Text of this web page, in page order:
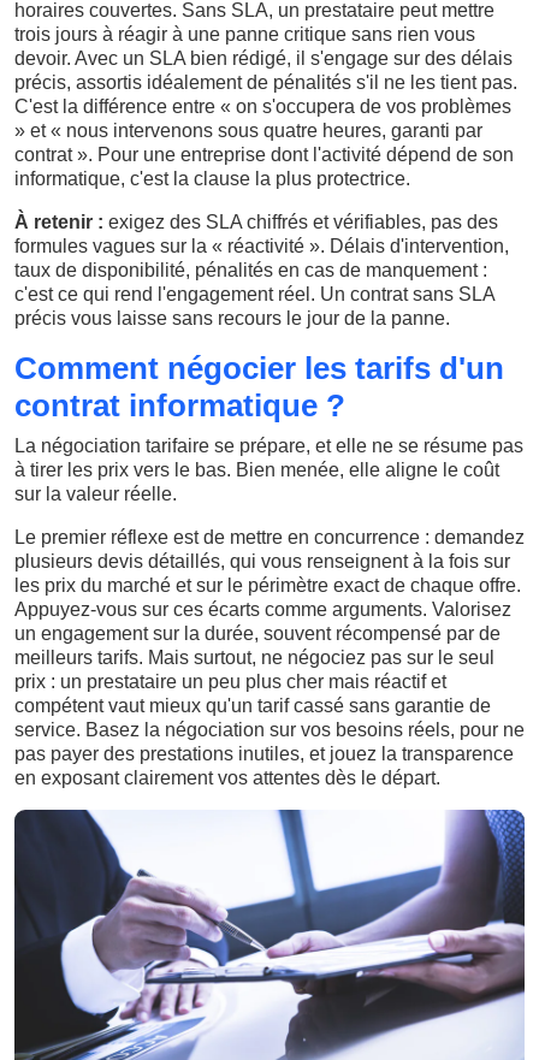
horaires couvertes. Sans SLA, un prestataire peut mettre
trois jours à réagir à une panne critique sans rien vous
devoir. Avec un SLA bien rédigé, il s'engage sur des délais
précis, assortis idéalement de pénalités s'il ne les tient pas.
C'est la différence entre « on s'occupera de vos problèmes
» et « nous intervenons sous quatre heures, garanti par
contrat ». Pour une entreprise dont l'activité dépend de son
informatique, c'est la clause la plus protectrice.
À retenir : exigez des SLA chiffrés et vérifiables, pas des
formules vagues sur la « réactivité ». Délais d'intervention,
taux de disponibilité, pénalités en cas de manquement :
c'est ce qui rend l'engagement réel. Un contrat sans SLA
précis vous laisse sans recours le jour de la panne.
Comment négocier les tarifs d'un
contrat informatique ?
La négociation tarifaire se prépare, et elle ne se résume pas
à tirer les prix vers le bas. Bien menée, elle aligne le coût
sur la valeur réelle.
Le premier réflexe est de mettre en concurrence : demandez
plusieurs devis détaillés, qui vous renseignent à la fois sur
les prix du marché et sur le périmètre exact de chaque offre.
Appuyez-vous sur ces écarts comme arguments. Valorisez
un engagement sur la durée, souvent récompensé par de
meilleurs tarifs. Mais surtout, ne négociez pas sur le seul
prix : un prestataire un peu plus cher mais réactif et
compétent vaut mieux qu'un tarif cassé sans garantie de
service. Basez la négociation sur vos besoins réels, pour ne
pas payer des prestations inutiles, et jouez la transparence
en exposant clairement vos attentes dès le départ.